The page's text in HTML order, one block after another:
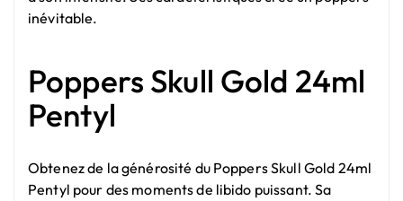
inévitable.
Poppers Skull Gold 24ml
Pentyl
Obtenez de la générosité du Poppers Skull Gold 24ml
Pentyl pour des moments de libido puissant. Sa